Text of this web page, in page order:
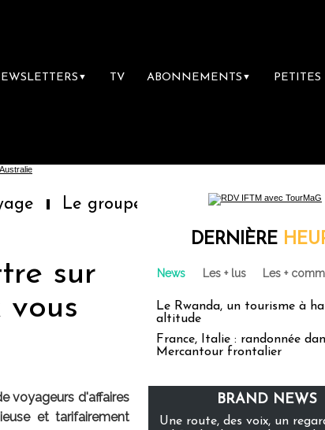
▼ TV ABONNEMENTS ▼
Sainte-Claire rachète Eden Tour
sur
vous
voyageurs d'affaires
et tarifairement
DERNIÈRE
News Les + lus Les +
Le Rwanda, un tourisme à
altitude
France, Italie : randonnée
Mercantour frontalier
BRAND NEWS
Une route, des voix, un